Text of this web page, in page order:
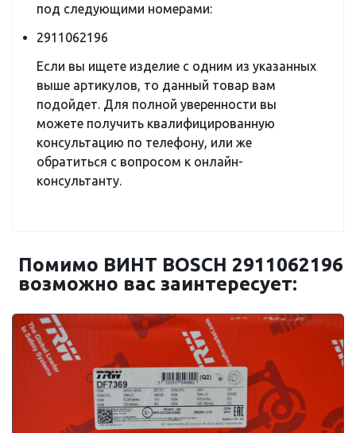
под следующими номерами:
2911062196
Если вы ищете изделие с одним из указанных
выше артикулов, то данный товар вам
подойдет. Для полной уверенности вы
можете получить квалифицированную
консультацию по телефону, или же
обратиться с вопросом к онлайн-
консультанту.
Помимо ВИНТ BOSCH 2911062196
возможно вас заинтересует: